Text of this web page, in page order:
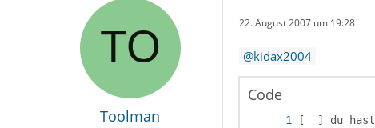
Toolman
22. August 2007 um 19:28
kidax2004
Code